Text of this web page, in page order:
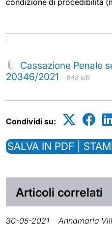
Cassazione Penale
20346/2021
848 kiB
Condividi su:
SALVA IN PDF |
Articoli correlati
30-05-2021 Annamaria